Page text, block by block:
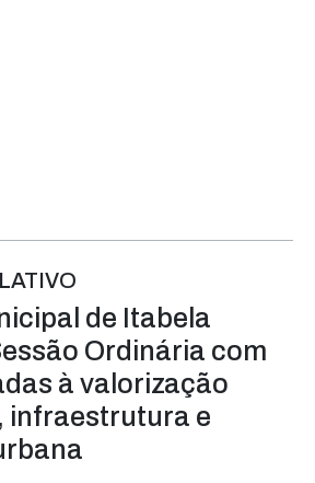
de Itabela
Ordinária com
à valorização
infraestrutura e